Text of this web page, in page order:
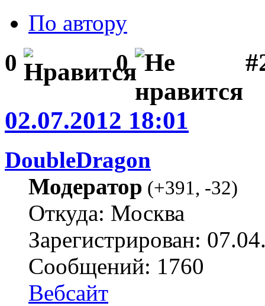
По автору
0 0
02.07.2012 18:01
DoubleDragon
Модератор (+391, -32)
Откуда: Москва
Зарегистрирован:
Сообщений: 1760
Вебсайт